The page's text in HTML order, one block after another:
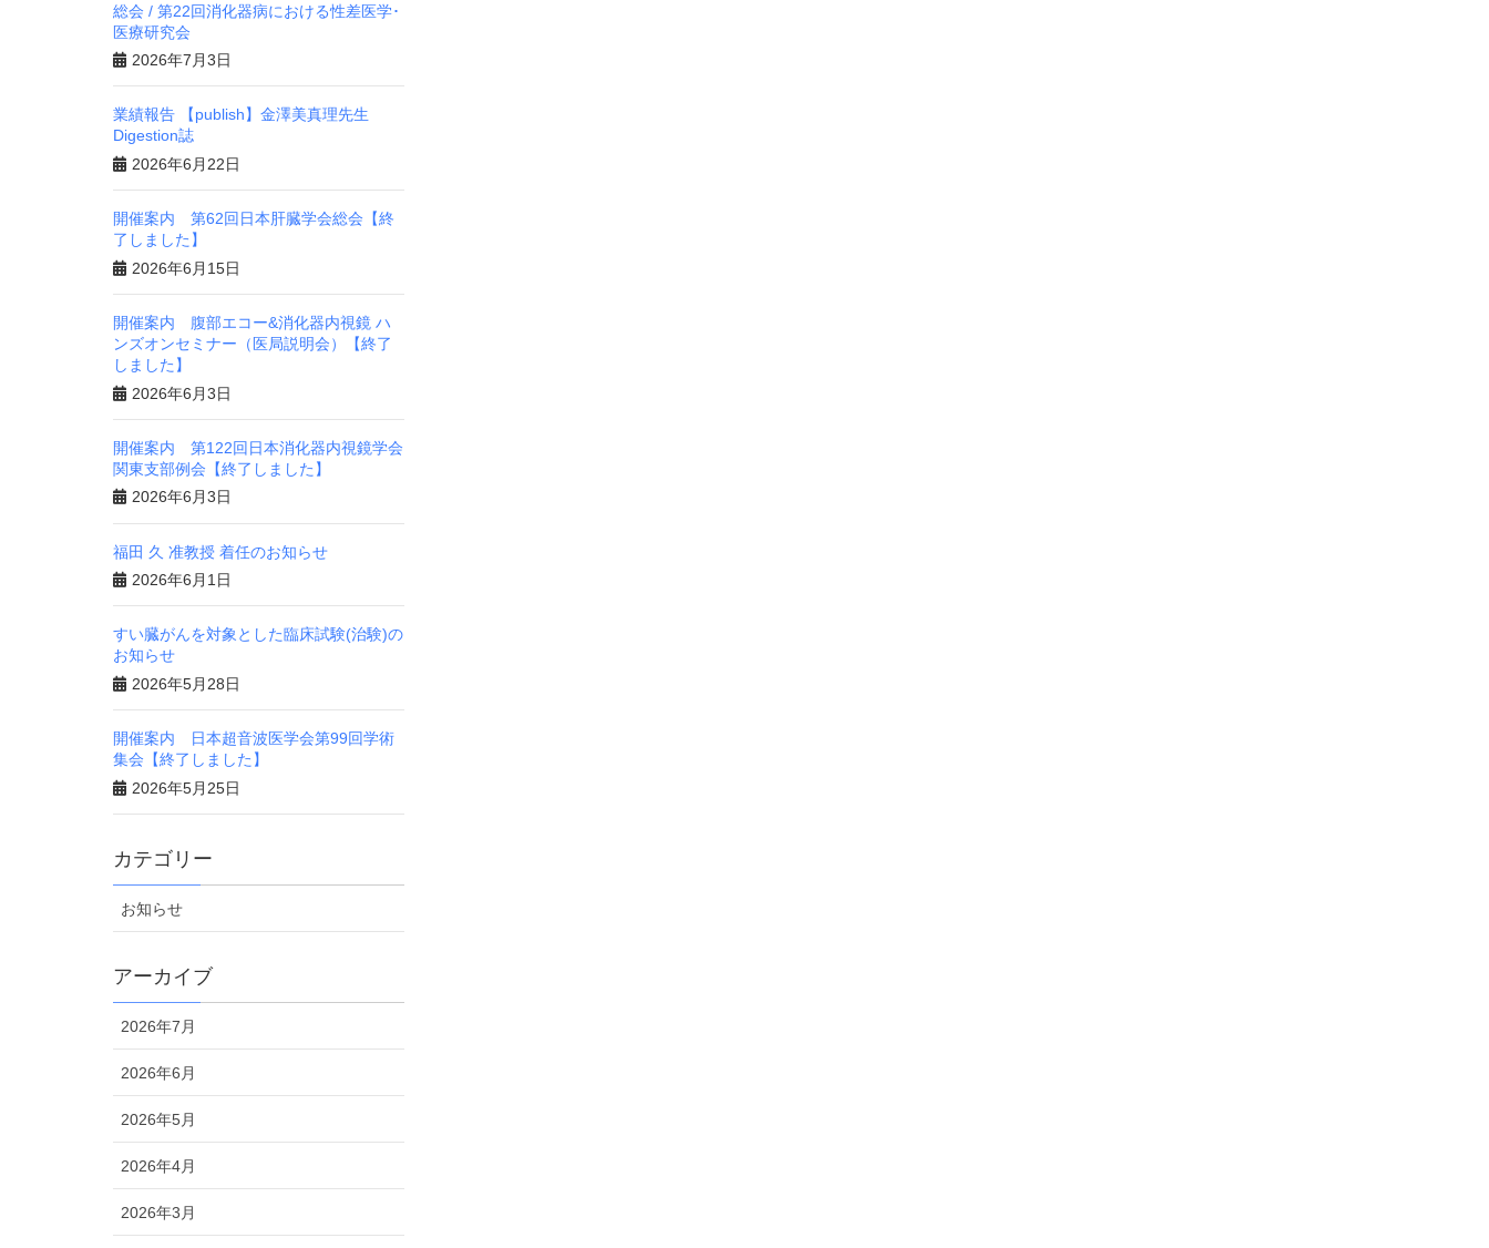
総会 / 第22回消化器病における性差医学･
医療研究会
2026年7月3日
業績報告 【publish】金澤美真理先生
Digestion誌
2026年6月22日
開催案内 第62回日本肝臓学会総会【終
了しました】
2026年6月15日
開催案内 腹部エコー&消化器内視鏡 ハ
ンズオンセミナー（医局説明会）【終了
しました】
2026年6月3日
開催案内 第122回日本消化器内視鏡学会
関東支部例会【終了しました】
2026年6月3日
福田 久 准教授 着任のお知らせ
2026年6月1日
すい臓がんを対象とした臨床試験(治験)の
お知らせ
2026年5月28日
開催案内 日本超音波医学会第99回学術
集会【終了しました】
2026年5月25日
カテゴリー
お知らせ
アーカイブ
2026年7月
2026年6月
2026年5月
2026年4月
2026年3月